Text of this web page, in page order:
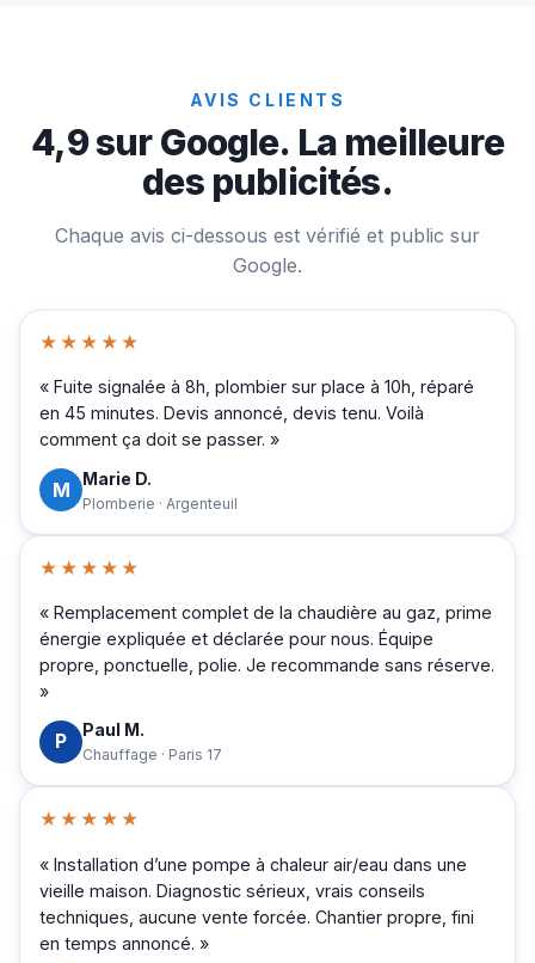
AVIS CLIENTS
4,9 sur Google. La meilleure
des publicités.
Chaque avis ci-dessous est vérifié et public sur
Google.
★★★★★
« Fuite signalée à 8h, plombier sur place à 10h, réparé
en 45 minutes. Devis annoncé, devis tenu. Voilà
comment ça doit se passer. »
M Marie D.
Plomberie · Argenteuil
★★★★★
« Remplacement complet de la chaudière au gaz, prime
énergie expliquée et déclarée pour nous. Équipe
propre, ponctuelle, polie. Je recommande sans réserve.
»
P Paul M.
Chauffage · Paris 17
★★★★★
« Installation d’une pompe à chaleur air/eau dans une
vieille maison. Diagnostic sérieux, vrais conseils
techniques, aucune vente forcée. Chantier propre, fini
en temps annoncé. »